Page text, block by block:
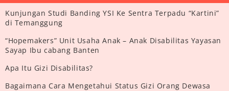
Kunjungan Studi Banding YSI Ke Sentra Terpadu “Kartini”
di Temanggung
“Hopemakers” Unit Usaha Anak – Anak Disabilitas Yayasan
Sayap Ibu cabang Banten
Apa Itu Gizi Disabilitas?
Bagaimana Cara Mengetahui Status Gizi Orang Dewasa